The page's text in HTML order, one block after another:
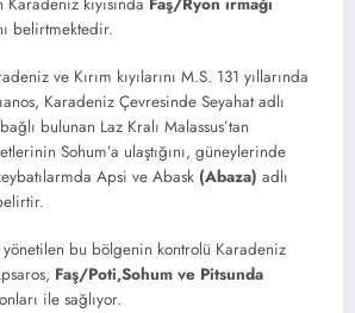
belirtmektedir.
ve Kırım kıyılarını M.S. 131 yıllarında
Karadeniz Çevresinde Seyahat adlı
bulunan Laz Kralı Malassus’tan
Sohum’a ulaştığını, güneylerinde
Apsi ve Abask (Abaza) adlı
yönetilen bu bölgenin kontrolü Karadeniz
Faş/Poti,Sohum ve Pitsunda
ile sağlıyor.